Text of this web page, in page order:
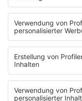
EMPFANG
Übersicht
ROCK FM App
Partner
radio.de
radioplayer.de
Phonostar
REGENBOGEN 2